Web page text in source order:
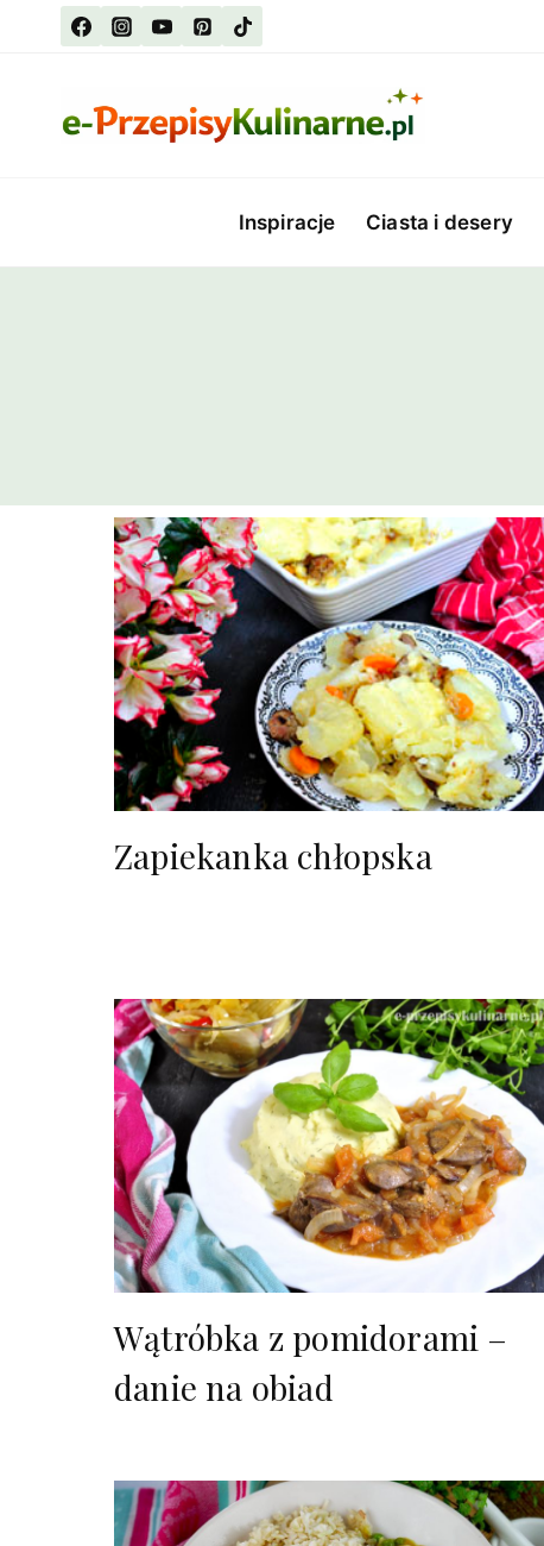
Inspiracje Ciasta i desery
Zapiekanka chłopska
Wątróbka z pomidorami –
danie na obiad